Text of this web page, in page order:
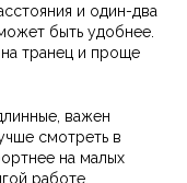
и один-два
быть удобнее.
на транец и проще
важен
смотреть в
на малых
работе.